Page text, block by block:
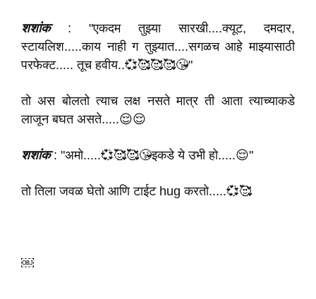
शशांक: "एकदम तुझ्या सारखी....क्यूट, दमदार,
स्टायलिश.....काय नाही ग तुझ्यात....सगळच आहे माझ्यासाठी
परफेक्ट..... तूच हवीय..💞🥰🥰🥰😘"
तो अस बोलतो त्याच लक्ष नसते मात्र ती आता त्याच्याकडे
लाजून बघत असते.....😌😌
शशांक: "अमो.....💞🥰🥰😘इकडे ये उभी हो.....😌"
तो तिला जवळ घेतो आणि टाईट hug करतो.....💞🥰
￼